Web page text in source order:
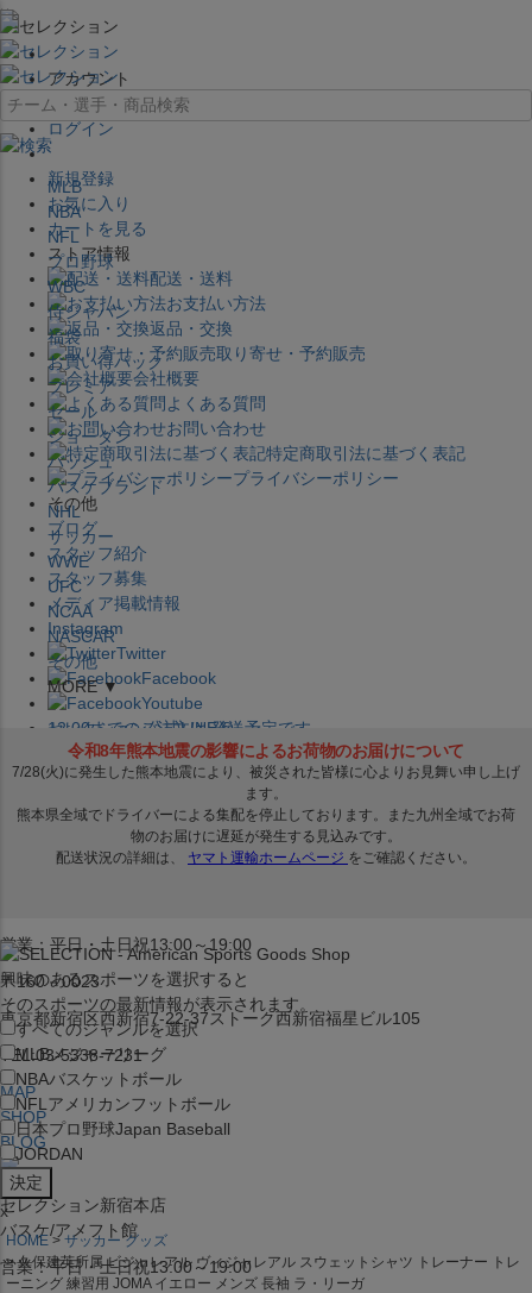
×
アカウント
ログイン
新規登録
お気に入り
カートを見る
ストア情報
配送・送料
お支払い方法
返品・交換
取り寄せ・予約販売
会社概要
よくある質問
お問い合わせ
特定商取引法に基づく表記
プライバシーポリシー
その他
ブログ
スタッフ紹介
スタッフ募集
メディア掲載情報
Instagram
Twitter
Facebook
Youtube
セレクション公式LINE@
営業：平日・土日祝13:00～19:00
〒160－0023
東京都新宿区西新宿7-22-37ストーク西新宿福星ビル105
TEL:03-5338-7231
MAP
SHOP
BLOG
セレクション新宿本店
バスケ/アメフト館
営業：平日・土日祝13:00～19:00
MLB
NBA
NFL
プロ野球
WBC
侍ジャパン
福袋
お買い得パック
プレミア
セール
ジョーダン
バッシュ
バスケブランド
NHL
サッカー
WWE
UFC
NCAA
NASCAR
その他
MORE ▼
12:00までのご注文は発送予定です。
在庫品は 1-3営業日内で発送!! ※お取寄せ商品は対象外
興味のあるスポーツを選択すると
そのスポーツの最新情報が表示されます。
すべてのジャンルを選択
MLBメジャーリーグ
NBAバスケットボール
NFL アメリカンフットボール
日本プロ野球Japan Baseball
JORDAN
x
HOME
サッカー グッズ
久保建英所属 ビジャレアル ヴィジャレアル スウェットシャツ トレーナー トレ
ーニング 練習用 JOMA イエロー メンズ 長袖 ラ・リーガ